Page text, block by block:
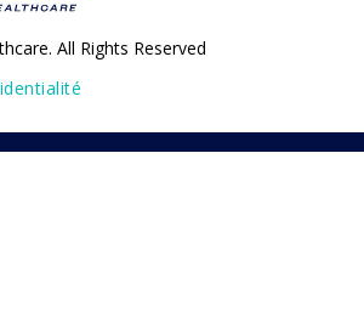
All Rights Reserved